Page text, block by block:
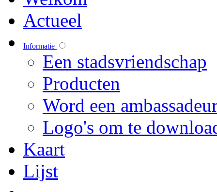
Actueel
Informatie
Een stadsvriendschap
Producten
Word een
Logo's om te
Kaart
Lijst